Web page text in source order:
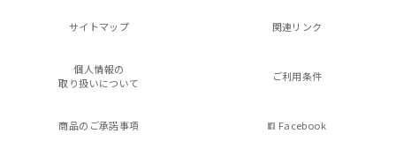
サイトマップ 関連リンク
個人情報の
取り扱いについて
ご利用条件
商品のご承諾事項 Facebook